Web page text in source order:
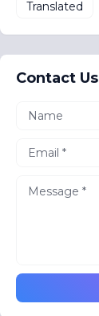
Translated
Contact Us